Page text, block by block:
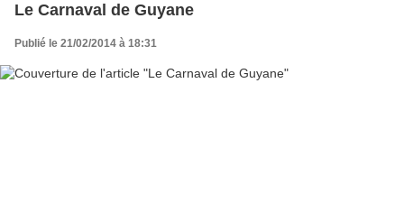
Le Carnaval de Guyane
Publié le 21/02/2014 à 18:31